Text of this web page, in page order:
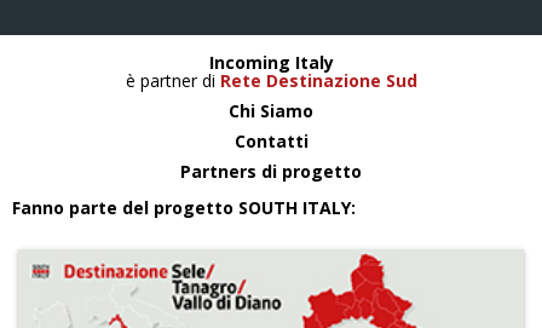
Incoming Italy
è partner di Rete Destinazione Sud
Chi Siamo
Contatti
Partners di progetto
Fanno parte del progetto SOUTH ITALY: